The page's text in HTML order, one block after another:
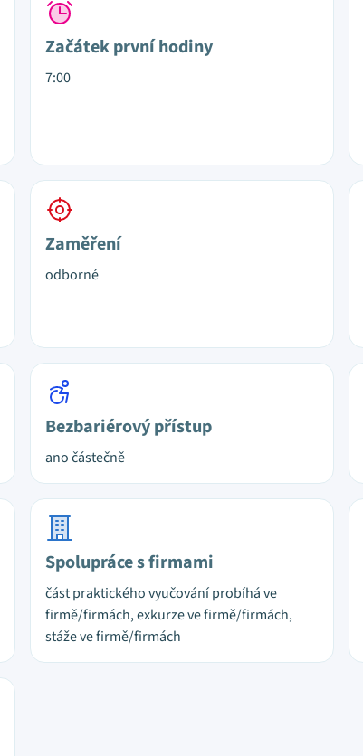
Začátek první hodiny
7:00
Zaměření
odborné
Bezbariérový přístup
ano částečně
Spolupráce s firmami
část praktického vyučování probíhá ve
firmě/firmách, exkurze ve firmě/firmách,
stáže ve firmě/firmách